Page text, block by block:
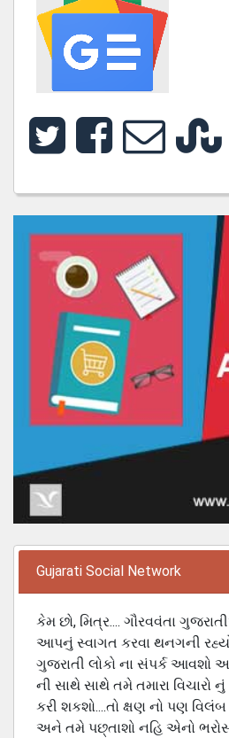
Gujarati Social Network
કેમ છો, મિત્ર.... ગૌરવવંતા
આપનું સ્વાગત કરવા થનગની
ગુજરાતી લોકો ના સંપર્ક આવશો
ની સાથે સાથે તમે તમારા
કરી શકશો....તો ક્ષણ નો પણ
અને તમે પછ્તાશો નહિ એનો